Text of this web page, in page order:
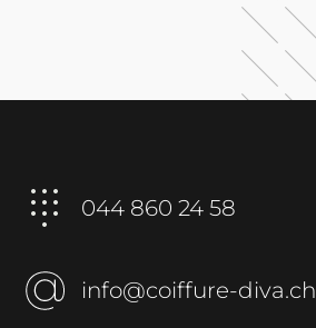
044 860 24 58
info@coiffure-diva.ch